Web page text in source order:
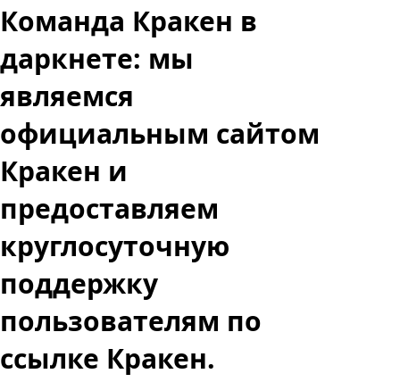
Команда Кракен в
даркнете: мы
являемся
официальным сайтом
Кракен и
предоставляем
круглосуточную
поддержку
пользователям по
ссылке Кракен.